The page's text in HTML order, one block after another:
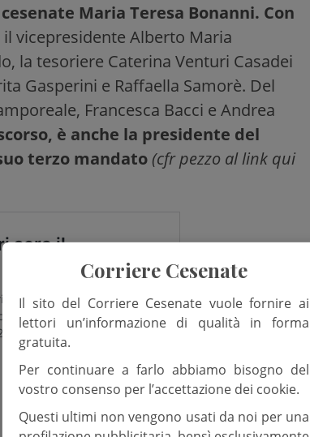
Maria Teresa Bonanni. Con
il vicepresidente Alberto Maria
la tesoriere Caterina Venturi Casadei
Gasperini e Raffaella Samorè. Del
Francesca Bacci e Andrea
è anche la presidente del
terzo mandato (cfr pezzo al link qui
Corriere Cesenate
Il sito del Corriere Cesenate vuole fornire ai
lettori un’informazione di qualità in forma
gratuita.
Per continuare a farlo abbiamo bisogno del
vostro consenso per l’accettazione dei cookie.
Questi ultimi non vengono usati da noi per una